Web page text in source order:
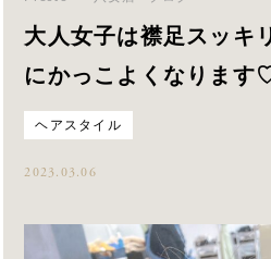
大人女子は襟足スッキ
にかっこよくなります
ヘアスタイル
2023.03.06